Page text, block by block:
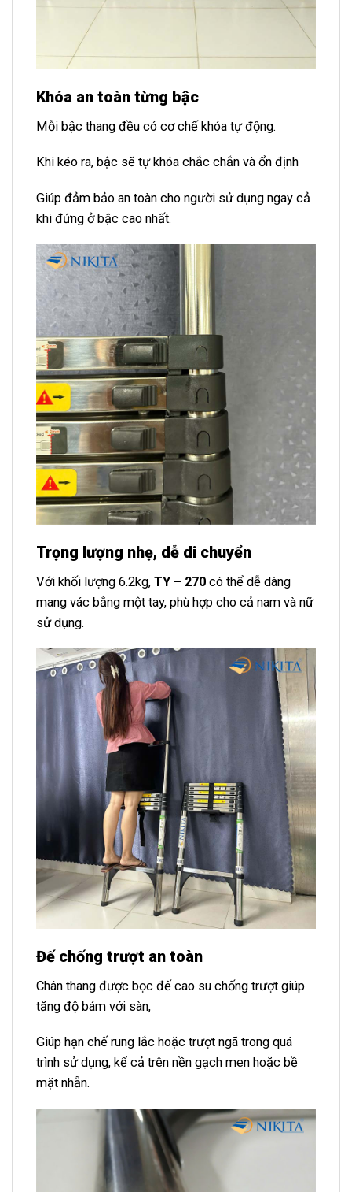
Khóa an toàn từng bậc
Mỗi bậc thang đều có cơ chế khóa tự động.
Khi kéo ra, bậc sẽ tự khóa chắc chắn và ổn định
Giúp đảm bảo an toàn cho người sử dụng ngay cả
khi đứng ở bậc cao nhất.
Trọng lượng nhẹ, dễ di chuyển
Với khối lượng 6.2kg, TY – 270 có thể dễ dàng
mang vác bằng một tay, phù hợp cho cả nam và nữ
sử dụng.
Đế chống trượt an toàn
Chân thang được bọc đế cao su chống trượt giúp
tăng độ bám với sàn,
Giúp hạn chế rung lắc hoặc trượt ngã trong quá
trình sử dụng, kể cả trên nền gạch men hoặc bề
mặt nhẵn.